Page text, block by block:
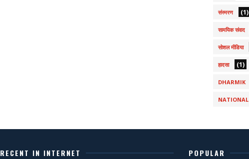
संस्मरण (1)
सामयिक संवाद
सोशल मीडिया
हादसा (1)
DHARMIK
NATIONAL
RECENT IN INTERNET POPULAR